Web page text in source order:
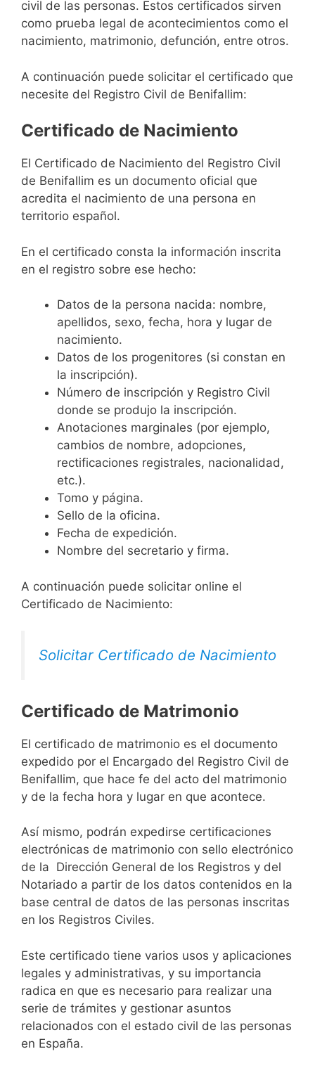
civil de las personas. Estos certificados sirven
como prueba legal de acontecimientos como el
nacimiento, matrimonio, defunción, entre otros.
A continuación puede solicitar el certificado que
necesite del Registro Civil de Benifallim:
Certificado de Nacimiento
El Certificado de Nacimiento del Registro Civil
de Benifallim es un documento oficial que
acredita el nacimiento de una persona en
territorio español.
En el certificado consta la información inscrita
en el registro sobre ese hecho:
Datos de la persona nacida: nombre,
apellidos, sexo, fecha, hora y lugar de
nacimiento.
Datos de los progenitores (si constan en
la inscripción).
Número de inscripción y Registro Civil
donde se produjo la inscripción.
Anotaciones marginales (por ejemplo,
cambios de nombre, adopciones,
rectificaciones registrales, nacionalidad,
etc.).
Tomo y página.
Sello de la oficina.
Fecha de expedición.
Nombre del secretario y firma.
A continuación puede solicitar online el
Certificado de Nacimiento:
Solicitar Certificado de Nacimiento
Certificado de Matrimonio
El certificado de matrimonio es el documento
expedido por el Encargado del Registro Civil de
Benifallim, que hace fe del acto del matrimonio
y de la fecha hora y lugar en que acontece.
Así mismo, podrán expedirse certificaciones
electrónicas de matrimonio con sello electrónico
de la Dirección General de los Registros y del
Notariado a partir de los datos contenidos en la
base central de datos de las personas inscritas
en los Registros Civiles.
Este certificado tiene varios usos y aplicaciones
legales y administrativas, y su importancia
radica en que es necesario para realizar una
serie de trámites y gestionar asuntos
relacionados con el estado civil de las personas
en España.